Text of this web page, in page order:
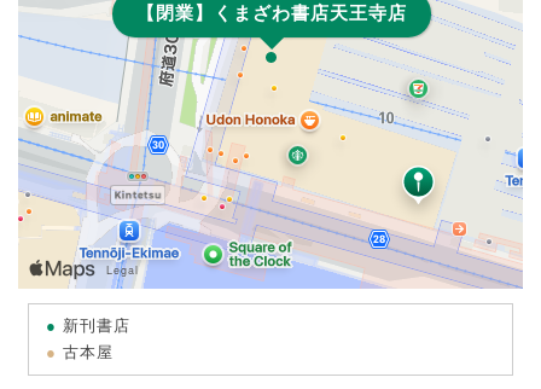
【閉業】くまざわ書店天王寺店
新刊書店
古本屋